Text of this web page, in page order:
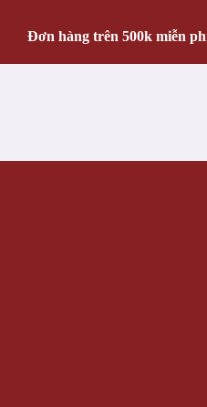
Đơn hàng trên 500k miễn